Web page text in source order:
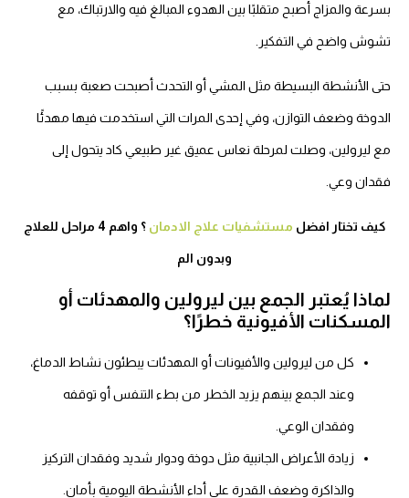
والمزاج أصبح متقلبًا بين الهدوء المبالغ فيه والارتباك، مع
واضح في التفكير.
الأنشطة البسيطة مثل المشي أو التحدث أصبحت صعبة بسبب
وضعف التوازن، وفي إحدى المرات التي استخدمت فيها مهدئًا
ليرولين، وصلت لمرحلة نعاس عميق غير طبيعي كاد يتحول إلى
وعي.
كيف تختار افضلمستشفيات علاج الادمان ؟ واهم 4 مراحل للعلاج
وبدون الم
يُعتبر الجمع بين ليرولين والمهدئات أو
الأفيونية خطرًا؟
كل من ليرولين والأفيونات أو المهدئات يبطئون نشاط الدماغ،
وعند الجمع بينهم يزيد الخطر من بطء التنفس أو توقفه
وفقدان الوعي.
زيادة الأعراض الجانبية مثل دوخة ودوار شديد وفقدان التركيز
والذاكرة وضعف القدرة على أداء الأنشطة اليومية بأمان.